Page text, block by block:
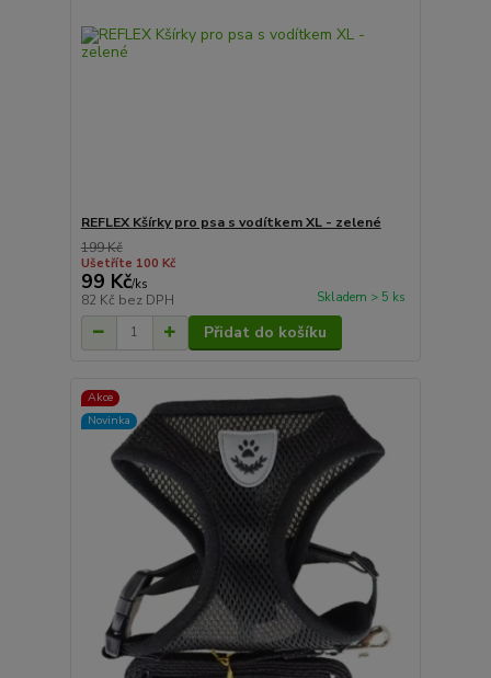
REFLEX Kšírky pro psa s vodítkem XL - zelené
199 Kč
Ušetříte 100 Kč
99 Kč/ks
82 Kč bez DPH Skladem > 5 ks
Přidat do košíku
Akce
Novinka